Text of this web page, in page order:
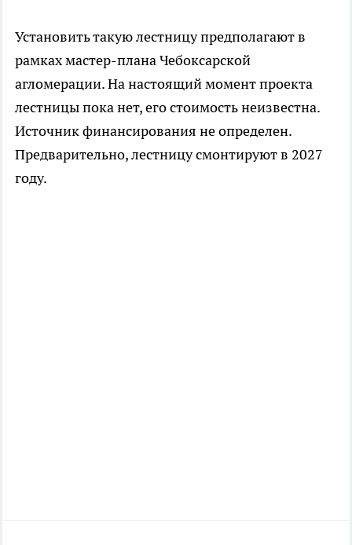
Установить такую лестницу предполагают в
рамках мастер-плана Чебоксарской
агломерации. На настоящий момент проекта
лестницы пока нет, его стоимость неизвестна.
Источник финансирования не определен.
Предварительно, лестницу смонтируют в 2027
году.